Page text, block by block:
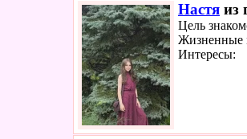
Настя из
Цель
Жизненные
Интересы: